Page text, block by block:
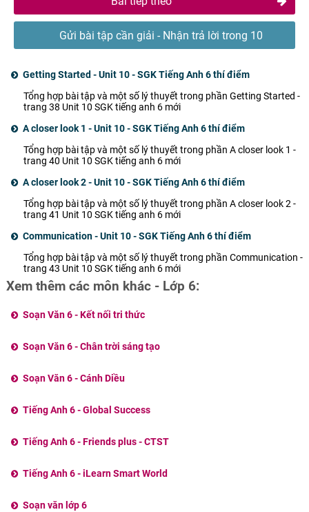
Gửi bài tập cần giải - Nhận trả lời trong 10
Getting Started - Unit 10 - SGK Tiếng Anh 6 thí điểm
Tổng hợp bài tập và một số lý thuyết trong phần Getting Started -
trang 38 Unit 10 SGK tiếng anh 6 mới
A closer look 1 - Unit 10 - SGK Tiếng Anh 6 thí điểm
Tổng hợp bài tập và một số lý thuyết trong phần A closer look 1 -
trang 40 Unit 10 SGK tiếng anh 6 mới
A closer look 2 - Unit 10 - SGK Tiếng Anh 6 thí điểm
Tổng hợp bài tập và một số lý thuyết trong phần A closer look 2 -
trang 41 Unit 10 SGK tiếng anh 6 mới
Communication - Unit 10 - SGK Tiếng Anh 6 thí điểm
Tổng hợp bài tập và một số lý thuyết trong phần Communication -
trang 43 Unit 10 SGK tiếng anh 6 mới
Xem thêm các môn khác - Lớp 6:
Soạn Văn 6 - Kết nối tri thức
Soạn Văn 6 - Chân trời sáng tạo
Soạn Văn 6 - Cánh Diều
Tiếng Anh 6 - Global Success
Tiếng Anh 6 - Friends plus - CTST
Tiếng Anh 6 - iLearn Smart World
Soạn văn lớp 6